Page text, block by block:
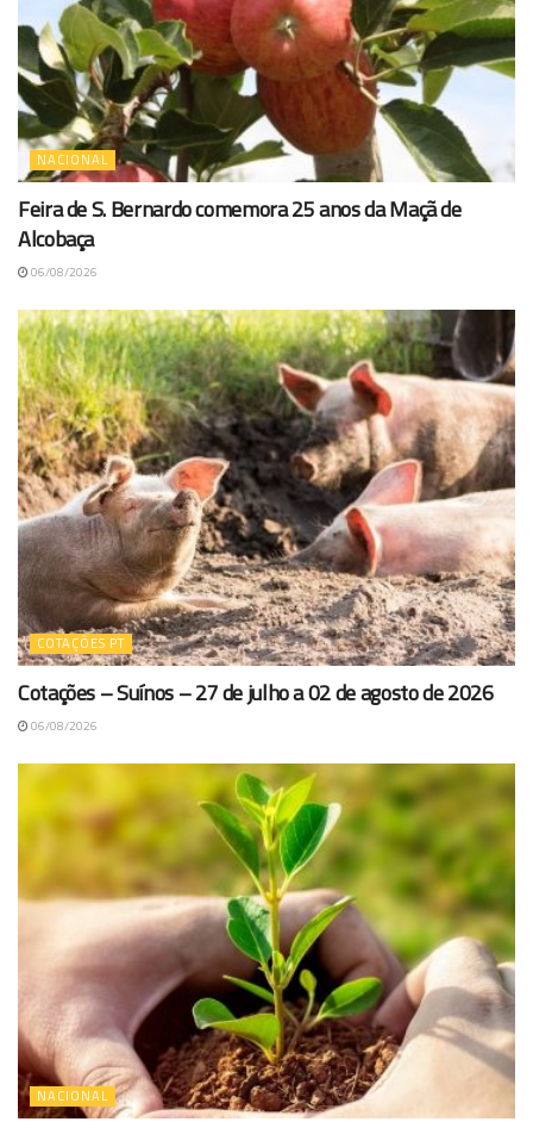
NACIONAL
Feira de S. Bernardo comemora 25 anos da Maçã de
Alcobaça
06/08/2026
COTAÇÕES PT
Cotações – Suínos – 27 de julho a 02 de agosto de 2026
06/08/2026
NACIONAL